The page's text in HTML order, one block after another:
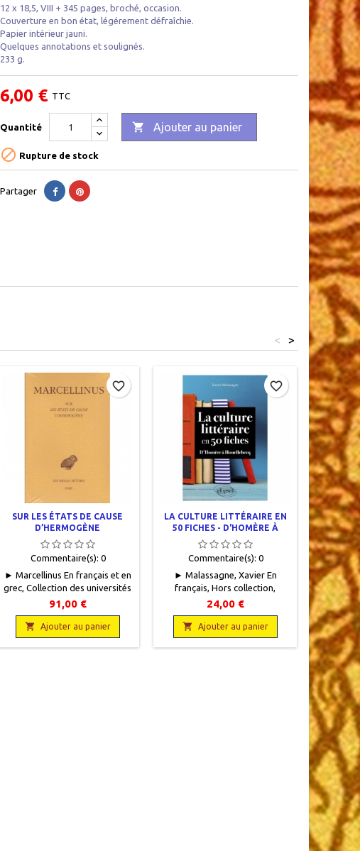
12 x 18,5, VIII + 345 pages, broché, occasion .
Couverture en bon état, légérement défraîchie.
Papier intérieur jauni.
Quelques annotations et soulignés.
233 g.
6,00 € TTC
Quantité  Ajouter au panier
 Rupture de stock
Partager
>
<
SUR LES ÉTATS DE CAUSE
D’HERMOGÈNE
Commentaire(s): 0
► Marcellinus En français et en
grec, Collection des universités
de France, Les Belles Lettres,
2023, 12,5 x 19, XXXII + 702
pages, broché.
Neuf.9782251006543
91,00 €
 Ajouter au panier
favorite_border
LA CULTURE LITTÉRAIRE EN
50 FICHES - D'HOMÈRE À
HOUELLEBECQ
Commentaire(s): 0
► Malassagne, Xavier En
français, Hors collection,
Ellipses, 2021, 16,5 x 24, 328
pages, broché.
Neuf.9782340063235
24,00 €
 Ajouter au panier
favorite_border Rupture
► Platon
grec,
Librairie
19, 92
